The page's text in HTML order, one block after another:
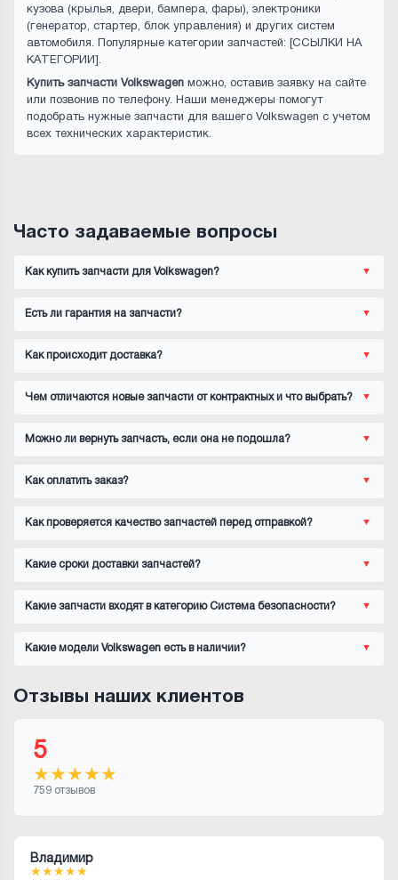
кузова (крылья, двери, бампера, фары), электроники
(генератор, стартер, блок управления) и других систем
автомобиля. Популярные категории запчастей: [ССЫЛКИ НА
КАТЕГОРИИ].
Купить запчасти Volkswagen можно, оставив заявку на сайте
или позвонив по телефону. Наши менеджеры помогут
подобрать нужные запчасти для вашего Volkswagen с учетом
всех технических характеристик.
Часто задаваемые вопросы
Как купить запчасти для Volkswagen?
Есть ли гарантия на запчасти?
Как происходит доставка?
Чем отличаются новые запчасти от контрактных и что выбрать?
Можно ли вернуть запчасть, если она не подошла?
Как оплатить заказ?
Как проверяется качество запчастей перед отправкой?
Какие сроки доставки запчастей?
Какие запчасти входят в категорию Система безопасности?
Какие модели Volkswagen есть в наличии?
Отзывы наших клиентов
5
★★★★★
759 отзывов
Владимир
★★★★★